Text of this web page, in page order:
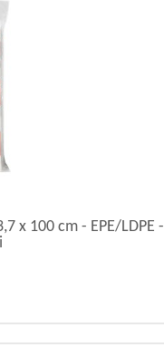
x 100 cm - EPE/LDPE -